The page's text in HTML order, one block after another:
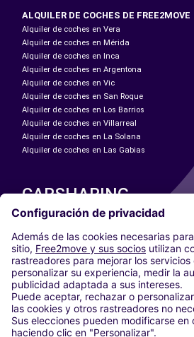
ALQUILER DE COCHES DE FREE2MOVE
Alquiler de coches en Vera
Alquiler de coches en Mérida
Alquiler de coches en Inca
Alquiler de coches en Argentona
Alquiler de coches en Vic
Alquiler de coches en San Roque
Alquiler de coches en Los Barrios
Alquiler de coches en Villarreal
Alquiler de coches en La Solana
Alquiler de coches en Las Gabias
CARSHARING
NUESTRAS CIUDADES
Paris
Madrid
Washington DC
Milán
Roma
Turín
Viena
Berlín